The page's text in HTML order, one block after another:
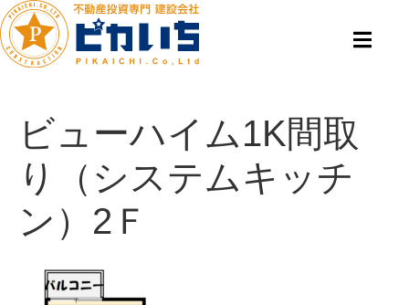
ビューハイム1K間取
り（システムキッチ
ン）2Ｆ